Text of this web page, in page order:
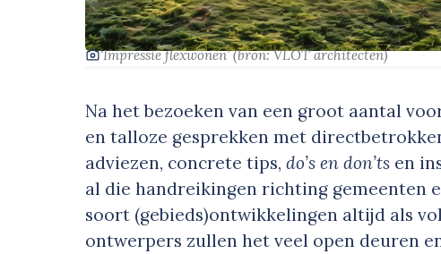
‘Impressie flexwonen’(bron: VLOT architecten)
Na het bezoeken van een groot aantal
en talloze gesprekken met
adviezen, concrete tips,do’s en don’ts en
al die handreikingen richting gemeenten
soort (gebieds)ontwikkelingen altijd als
ontwerpers zullen het veel open deuren